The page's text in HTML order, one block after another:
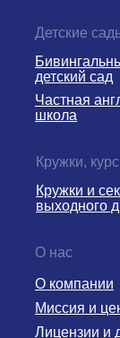
О компании
Миссия и
Лицензии и
О нас
Частная
школа
детский сад
Детские
Кружки и
выходного
Кружки,